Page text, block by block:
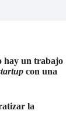
hay un trabajo
con una
la